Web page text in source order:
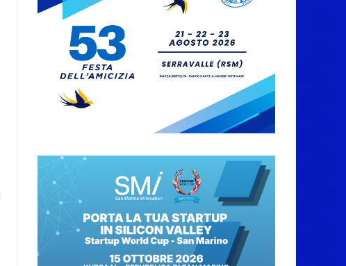
Compak: Renato Ragini
vince il titolo
sammarinese,
Armando Rodà si
aggiudicail Gran Prix
5 Agosto 2026
prove di campionato
tra acque dolci e di
mare